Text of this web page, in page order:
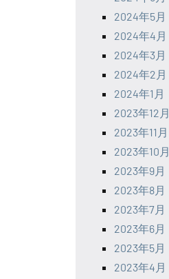
2024年5月
2024年4月
2024年3月
2024年2月
2024年1月
2023年12月
2023年11月
2023年10月
2023年9月
2023年8月
2023年7月
2023年6月
2023年5月
2023年4月